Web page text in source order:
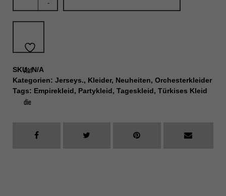
Feierkleid
in
-
colour
entry
Menge
-
Auf
die
Wunschliste
SKU:N/A
Kategorien: Jerseys., Kleider, Neuheiten, Orchesterkleider
Tags: Empirekleid, Partykleid, Tageskleid, Türkises Kleid